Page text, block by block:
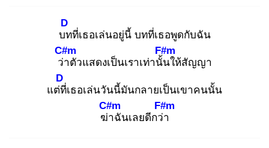
บท
D
ที่เธอเล่นอยู่นี้ บทที่เธอพูดกับฉัน
ว่า
C#m
ตัวแสดงเป็นเราเท่านั้น
F#m
ให้สัญญา
แต่ที่
D
เธอเล่นวันนี้มันกลายเป็นเขาคนนั้น
ฆ่า
C#m
ฉันเลยดีกว่า
F#m